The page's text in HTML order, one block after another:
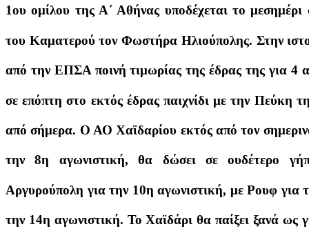
1ου ομίλου της Α΄ Αθήνας υποδέχεται το
του Καματερού τον Φωστήρα Ηλιούπολης. Στην
από την ΕΠΣΑ ποινή τιμωρίας της έδρας της για 4
σε επόπτη στο εκτός έδρας παιχνίδι με την Πεύκη
από σήμερα. Ο ΑΟ Χαϊδαρίου εκτός από τον
την 8η αγωνιστική, θα δώσει σε ουδέτερο
Αργυρούπολη για την 10η αγωνιστική, με Ρουφ για
την 14η αγωνιστική. Το Χαϊδάρι θα παίξει ξανά ως